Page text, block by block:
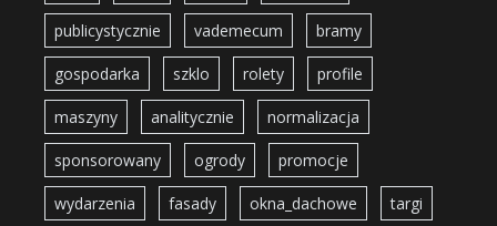
publicystycznie vademecum bramy
gospodarka szklo rolety profile
maszyny analitycznie normalizacja
sponsorowany ogrody promocje
wydarzenia fasady okna_dachowe targi